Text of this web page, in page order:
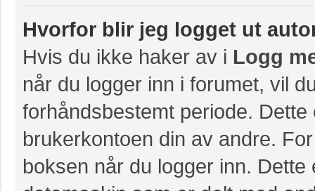
Hvorfor blir jeg logget ut
Hvis du ikke haker av i Logg
når du logger inn i forumet, vil
forhåndsbestemt periode.
brukerkontoen din av andre.
boksen når du logger inn.